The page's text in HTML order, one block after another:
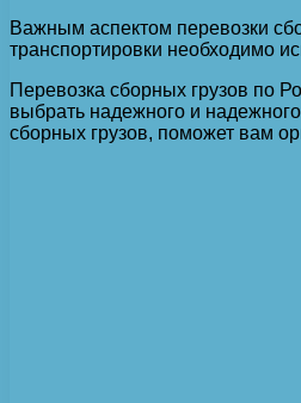
Важным аспектом перевозки
транспортировки необходимо
Перевозка сборных грузов по
выбрать надежного и
сборных грузов, поможет вам